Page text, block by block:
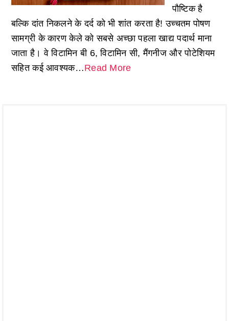
पौष्टिक है
बल्कि दांत निकलने के दर्द को भी शांत करता है! उच्चतम पोषण
सामग्री के कारण केले को सबसे अच्छा पहला खाद्य पदार्थ माना
जाता है। वे विटामिन बी 6, विटामिन सी, मैंगनीज और पोटेशियम
सहित कई आवश्यक…Read More